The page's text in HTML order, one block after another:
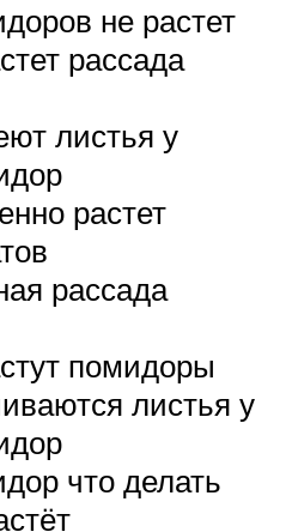
не растет
рассада
листья у
растет
рассада
помидоры
листья у
что делать